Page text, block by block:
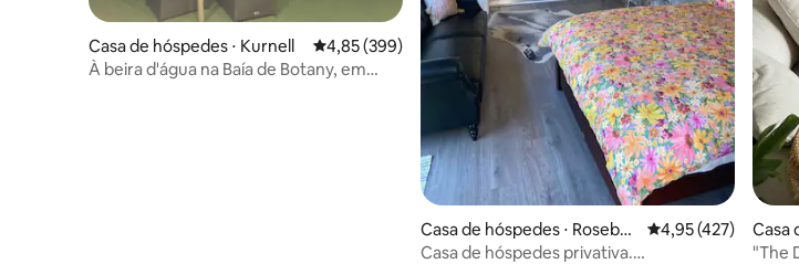
Casa de hóspedes ⋅ Kurnell 4,85 de uma avaliação média de 5, 399 avaliações
4,85 (399)
À beira d'água na Baía de Botany, em
Casa de hóspedes ⋅ Roseber
y
4,95 de uma
4,95 (427)
Casa de hóspedes privativa.
Casa
"The